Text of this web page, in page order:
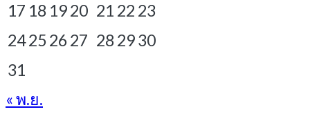
17 18 1920 21 22 23
2425 26 27 28 2930
31
« พ.ย.